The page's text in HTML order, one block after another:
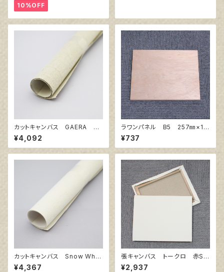
10%OFF
カットキャンバス GAERA F
S20
¥4,092
ラワンパネル B5 257㎜×18
2㎜
¥737
カットキャンバス Snow Whit
e SPC F50
¥4,367
張キャンバス トークロ 赤SP
F10 530㎜×455㎜
¥2,937